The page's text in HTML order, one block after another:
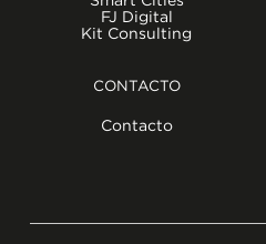
FJ Digital
Kit Consulting
CONTACTO
Contacto